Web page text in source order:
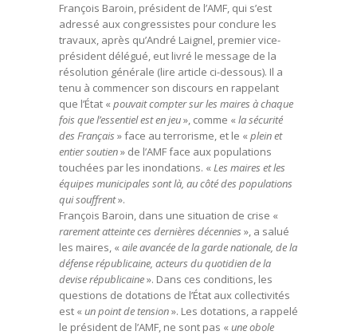
François Baroin, président de l’AMF, qui s’est
adressé aux congressistes pour conclure les
travaux, après qu’André Laignel, premier vice-
président délégué, eut livré le message de la
résolution générale (lire article ci-dessous). Il a
tenu à commencer son discours en rappelant
que l’État « pouvait compter sur les maires à chaque
fois que l’essentiel est en jeu», comme « la sécurité
des Français » face au terrorisme, et le « plein et
entier soutien» de l’AMF face aux populations
touchées par les inondations. « Les maires et les
équipes municipales sont là, au côté des populations
qui souffrent».
François Baroin, dans une situation de crise «
rarement atteinte ces dernières décennies », a salué
les maires, « aile avancée de la garde nationale, de la
défense républicaine, acteurs du quotidien de la
devise républicaine». Dans ces conditions, les
questions de dotations de l’État aux collectivités
est « un point de tension». Les dotations, a rappelé
le président de l’AMF, ne sont pas « une obole